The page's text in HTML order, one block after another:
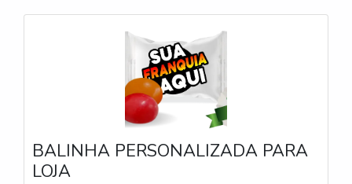
BALINHA PERSONALIZADA PARA
LOJA